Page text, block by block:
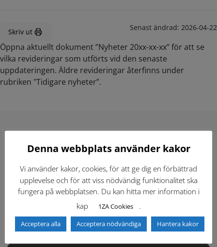
Skriv ut Senast ändrad: 2026-04-22
Öppna aktuellt dokument ”Nyheter 20xx-xx-xx” för att se
vilka revideringar som utförts vid den senaste
uppdateringen. Äldre revideringar återfinns under
rubriken "Tidigare nyheter”.
Hitta direkt
Gällande standardritningar (Dwg och pdf)
Tidigare versioner Nyheter
Denna webbplats använder kakor
Vi använder kakor, cookies, för att ge dig en förbättrad
upplevelse och för att viss nödvändig funktionalitet ska
fungera på webbplatsen. Du kan hitta mer information i
kap
1ZA Cookies .
Acceptera alla Acceptera nödvändiga Hantera kakor